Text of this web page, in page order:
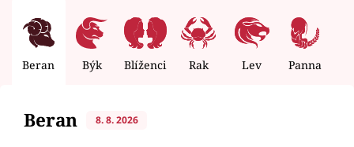
Beran Býk Blíženci Rak Lev Panna
Beran 8. 8. 2026